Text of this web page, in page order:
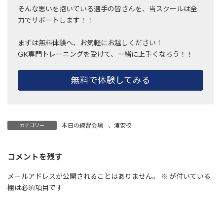
そんな思いを抱いている選手の皆さんを、当スクールは全
力でサポートします！！
まずは無料体験へ、お気軽にお越しください！
GK専門トレーニングを受けて、一緒に上手くなろう！！
無料で体験してみる
カテゴリー 本日の練習会場 、 浦安校
コメントを残す
メールアドレスが公開されることはありません。 ※ が付いている
欄は必須項目です